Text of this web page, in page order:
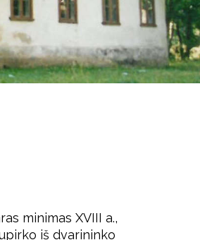
minimas XVIII a.,
iš dvarininko